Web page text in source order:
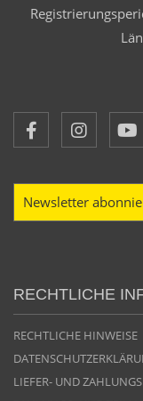
Newsletter
RECHTLICHE
RECHTLICHE HINWEISE
LIEFER- UND